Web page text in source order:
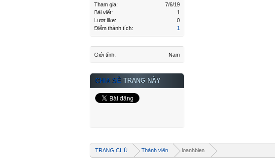
Tham gia:
7/6/19
Bài viết:
1
Lượt like:
0
Điểm thành tích:
1
Giới tính: Nam
CHIA SẺ TRANG NÀY
TRANG CHỦ Thành viên loanhbien